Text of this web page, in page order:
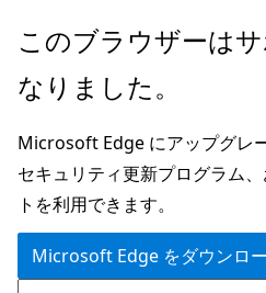
メ
ン
ン
テ
ン
ツ
に
ペ
ジ
ナ
ビ
ゲ
ー
シ
このブラウザーは
なりました。
Microsoft Edge にアップグレ
セキュリティ更新プログラム
トを利用できます。
Microsoft Edge をダウンロ